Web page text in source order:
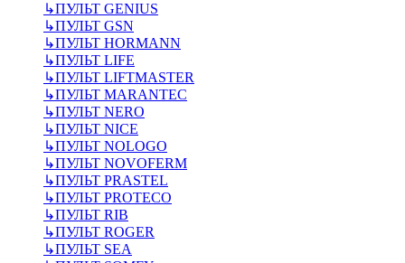
↳ПУЛЬТ GENIUS
↳ПУЛЬТ GSN
↳ПУЛЬТ HORMANN
↳ПУЛЬТ LIFE
↳ПУЛЬТ LIFTMASTER
↳ПУЛЬТ MARANTEC
↳ПУЛЬТ NERO
↳ПУЛЬТ NICE
↳ПУЛЬТ NOLOGO
↳ПУЛЬТ NOVOFERM
↳ПУЛЬТ PRASTEL
↳ПУЛЬТ PROTECO
↳ПУЛЬТ RIB
↳ПУЛЬТ ROGER
↳ПУЛЬТ SEA